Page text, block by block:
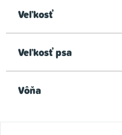
Veľkosť
Veľkosť psa
Vôňa